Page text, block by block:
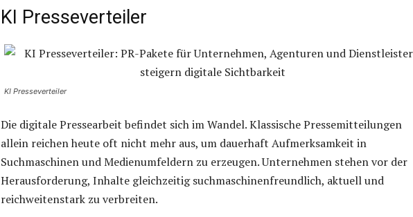
KI Presseverteiler
KI Presseverteiler
Die digitale Pressearbeit befindet sich im Wandel. Klassische Pressemitteilungen
allein reichen heute oft nicht mehr aus, um dauerhaft Aufmerksamkeit in
Suchmaschinen und Medienumfeldern zu erzeugen. Unternehmen stehen vor der
Herausforderung, Inhalte gleichzeitig suchmaschinenfreundlich, aktuell und
reichweitenstark zu verbreiten.